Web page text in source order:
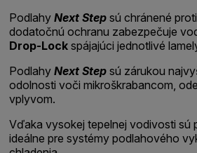
PodlahyNext Step sú chránené
dodatočnú ochranu zabezpečuje
Drop-Lock spájajúci jednotlivé
PodlahyNext Step sú zárukou
odolnosti voči mikroškrabancom,
vplyvom.
Vďaka vysokej tepelnej vodivosti sú
ideálne pre systémy podlahového